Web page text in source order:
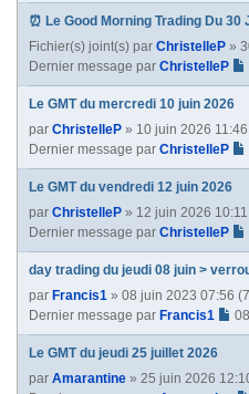
⏰ Le Good Morning Trading Du 30
Fichier(s) joint(s) par ChristelleP »
Dernier message par ChristelleP
Le GMT du mercredi 10 juin 2026
par ChristelleP » 10 juin 2026
Dernier message par ChristelleP
Le GMT du vendredi 12 juin 2026
par ChristelleP » 12 juin 2026
Dernier message par ChristelleP
day trading du jeudi 08 juin >
par Francis1 » 08 juin 2023 07:56
Dernier message par Francis1
Le GMT du jeudi 25 juillet 2026
par Amarantine » 25 juin 2026